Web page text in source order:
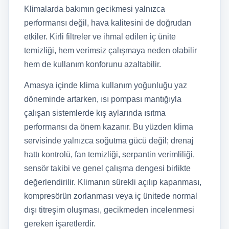
Klimalarda bakımın gecikmesi yalnızca
performansı değil, hava kalitesini de doğrudan
etkiler. Kirli filtreler ve ihmal edilen iç ünite
temizliği, hem verimsiz çalışmaya neden olabilir
hem de kullanım konforunu azaltabilir.
Amasya içinde klima kullanım yoğunluğu yaz
döneminde artarken, ısı pompası mantığıyla
çalışan sistemlerde kış aylarında ısıtma
performansı da önem kazanır. Bu yüzden klima
servisinde yalnızca soğutma gücü değil; drenaj
hattı kontrolü, fan temizliği, serpantin verimliliği,
sensör takibi ve genel çalışma dengesi birlikte
değerlendirilir. Klimanın sürekli açılıp kapanması,
kompresörün zorlanması veya iç ünitede normal
dışı titreşim oluşması, gecikmeden incelenmesi
gereken işaretlerdir.